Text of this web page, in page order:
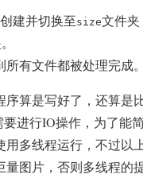
创建并切换至size文件
有文件都被处理完成。
序算是写好了，还算是
要进行IO操作，为了能
用多线程运行，不过以
量图片，否则多线程的